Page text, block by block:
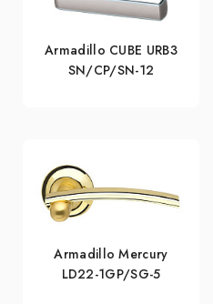
Armadillo CUBE URB3
SN/CP/SN-12
Armadillo Mercury
LD22-1GP/SG-5